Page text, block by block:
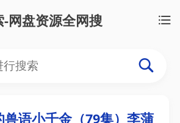
网盘资源全网搜
兽语小千金（79集）李蒲